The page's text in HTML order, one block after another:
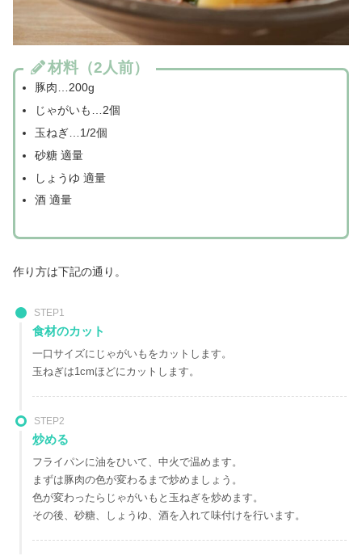
材料（2人前）
豚肉…200g
じゃがいも…2個
玉ねぎ…1/2個
砂糖 適量
しょうゆ 適量
酒 適量
作り方は下記の通り。
STEP1
食材のカット
一口サイズにじゃがいもをカットします。
玉ねぎは1cmほどにカットします。
STEP2
炒める
フライパンに油をひいて、中火で温めます。
まずは豚肉の色が変わるまで炒めましょう。
色が変わったらじゃがいもと玉ねぎを炒めます。
その後、砂糖、しょうゆ、酒を入れて味付けを行います。